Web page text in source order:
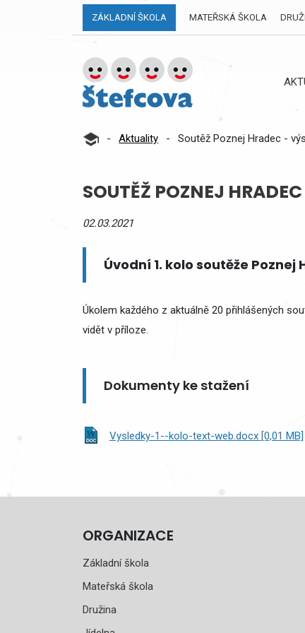
ZÁKLADNÍ ŠKOLA MATEŘSKÁ ŠKOLA
- Aktuality - Soutěž Poznej Hradec -
SOUTĚŽ POZNEJ
02.03.2021
Úvodní 1. kolo soutěže Poznej
Úkolem každého z aktuálně 20 přihlášených
vidět v příloze.
Dokumenty ke stažení
Vysledky-1--kolo-text-web.docx [0,01 MB]
ORGANIZACE
Základní škola
Mateřská škola
Družina